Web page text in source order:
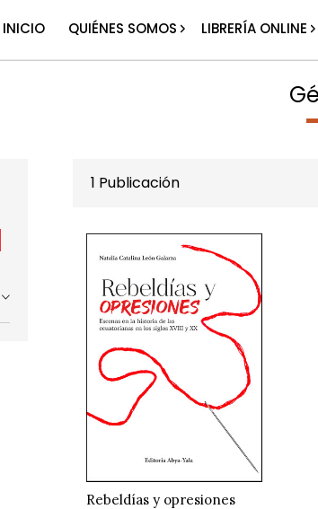
INICIO QUIÉNES SOMOS LIBRERÍA ONLINE
1 Publicación
Rebeldías y opresiones